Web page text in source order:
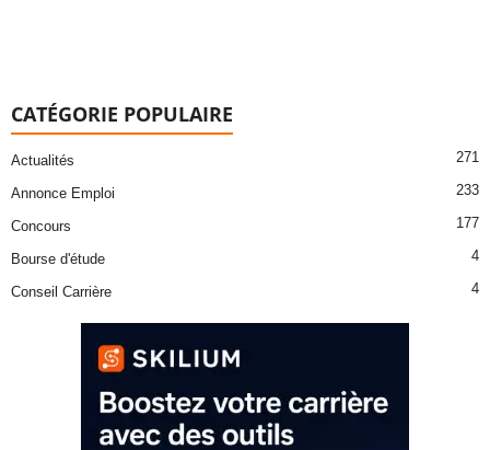
CATÉGORIE POPULAIRE
Actualités 271
Annonce Emploi 233
Concours 177
Bourse d'étude 4
Conseil Carrière 4